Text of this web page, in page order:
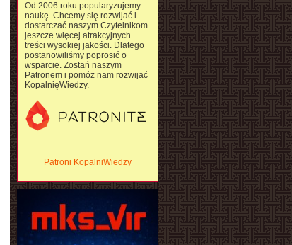
Od 2006 roku popularyzujemy
naukę. Chcemy się rozwijać i
dostarczać naszym Czytelnikom
jeszcze więcej atrakcyjnych
treści wysokiej jakości. Dlatego
postanowiliśmy poprosić o
wsparcie. Zostań naszym
Patronem i pomóż nam rozwijać
KopalnięWiedzy.
Patroni KopalniWiedzy